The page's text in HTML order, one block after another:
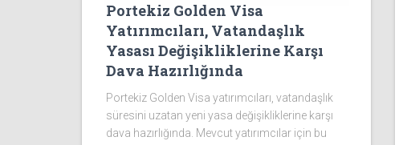
Portekiz Golden Visa
Yatırımcıları, Vatandaşlık
Yasası Değişikliklerine Karşı
Dava Hazırlığında
Portekiz Golden Visa yatırımcıları, vatandaşlık
süresini uzatan yeni yasa değişikliklerine karşı
dava hazırlığında. Mevcut yatırımcılar için bu